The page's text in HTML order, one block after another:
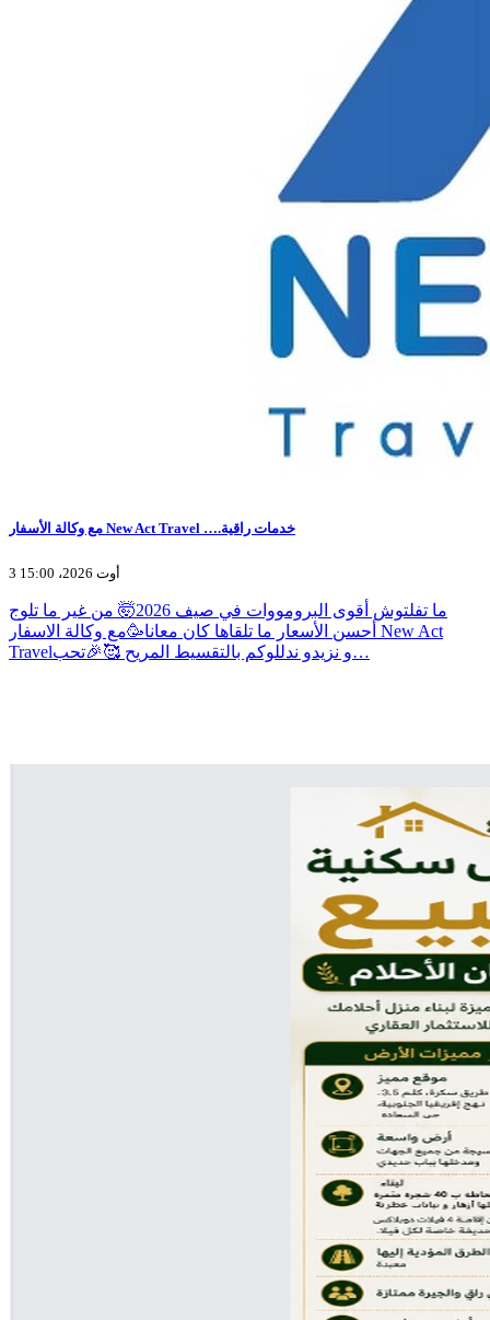
مع وكالة الأسفار New Act Travel ….خدمات راقية
3 أوت 2026، 15:00
ما تفلتوش أقوى البرومووات في صيف 2026🤯 من غير ما تلوج
أحسن الأسعار ما تلقاها كان معانا🥳مع وكالة الاسفار New Act
Travelو نزيدو ندللوكم بالتقسيط المريح 🥰🎉تحب…